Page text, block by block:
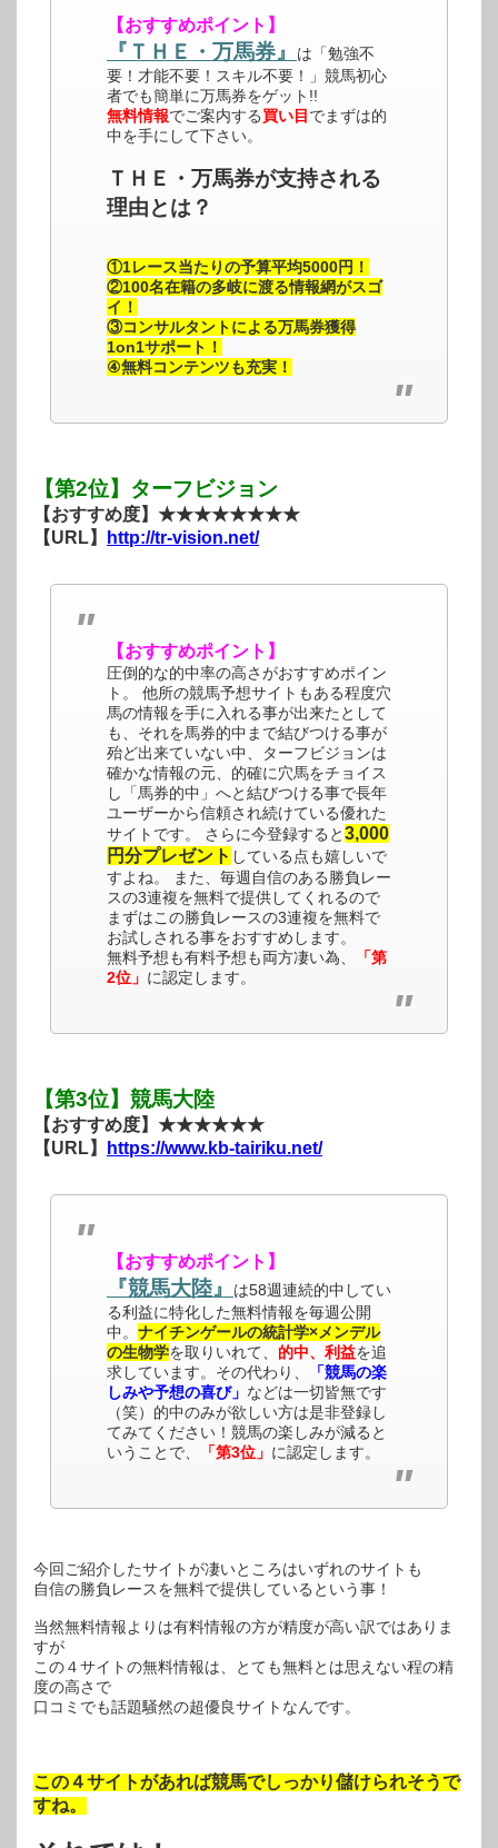
【おすすめポイント】
『ＴＨＥ・万馬券』
は「勉強不
要！才能不要！スキル不要！」競馬初心
者でも簡単に万馬券をゲット!!
無料情報でご案内する買い目 でまずは的
中を手にして下さい。
ＴＨＥ・万馬券が支持される
理由とは？
①1レース当たりの予算平均5000円！
②100名在籍の多岐に渡る情報網がスゴ
イ！
③コンサルタントによる万馬券獲得
1on1サポート！
④無料コンテンツも充実！
【第2位】ターフビジョン
【おすすめ度】★★★★★★★★
【URL】
http://tr-vision.net/
【おすすめポイント】
圧倒的な的中率の高さがおすすめポイン
ト。 他所の競馬予想サイトもある程度穴
馬の情報を手に入れる事が出来たとして
も、それを馬券的中まで結びつける事が
殆ど出来ていない中、ターフビジョンは
確かな情報の元、的確に穴馬をチョイス
し「馬券的中」へと結びつける事で長年
ユーザーから信頼され続けている優れた
サイトです。 さらに今登録すると3,000
円分プレゼント している点も嬉しいで
すよね。 また、毎週自信のある勝負レー
スの3連複を無料で提供してくれるので
まずはこの勝負レースの3連複を無料で
お試しされる事をおすすめします。
無料予想も有料予想も両方凄い為、
「第
2位」 に認定します。
【第3位】競馬大陸
【おすすめ度】★★★★★★
【URL】
https://www.kb-tairiku.net/
【おすすめポイント】
『競馬大陸』
は58週連続的中してい
る利益に特化した無料情報を毎週公開
中。 ナイチンゲールの統計学×メンデル
の生物学を取りいれて、 的中、利益を追
求しています。その代わり、
「競馬の楽
しみや予想の喜び」 などは一切皆無です
（笑）的中のみが欲しい方は是非登録し
てみてください！競馬の楽しみが減ると
いうことで、
「第3位」 に認定します。
今回ご紹介したサイトが凄いところはいずれのサイトも
自信の勝負レースを無料で提供しているという事！
当然無料情報よりは有料情報の方が精度が高い訳ではありま
すが
この４サイトの無料情報は、とても無料とは思えない程の精
度の高さで
口コミでも話題騒然の超優良サイトなんです。
この４サイトがあれば競馬でしっかり儲けられそうで
すね。